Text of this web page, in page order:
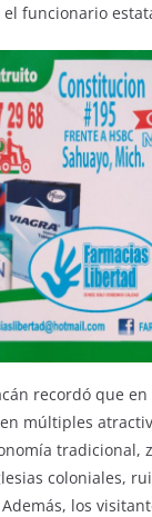
el funcionario
recordó que
múltiples
tradicional,
coloniales,
los